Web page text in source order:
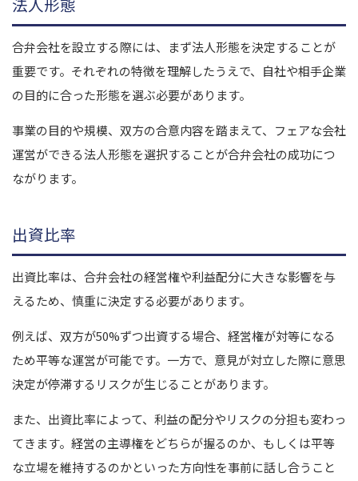
合弁会社を設立する際には、まず法人形態を決定することが
重要です。それぞれの特徴を理解したうえで、自社や相手企業
の目的に合った形態を選ぶ必要があります。
事業の目的や規模、双方の合意内容を踏まえて、フェアな会社
運営ができる法人形態を選択することが合弁会社の成功につ
ながります。
出資比率
出資比率は、合弁会社の経営権や利益配分に大きな影響を与
えるため、慎重に決定する必要があります。
例えば、双方が50%ずつ出資する場合、経営権が対等になる
ため平等な運営が可能です。一方で、意見が対立した際に意思
決定が停滞するリスクが生じることがあります。
また、出資比率によって、利益の配分やリスクの分担も変わっ
てきます。経営の主導権をどちらが握るのか、もしくは平等
な立場を維持するのかといった方向性を事前に話し合うこと